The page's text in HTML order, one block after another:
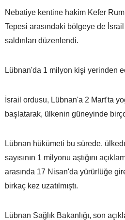
Nebatiye kentine hakim Kefer
Tepesi arasındaki bölgeye de
saldırıları düzenlendi.
Lübnan'da 1 milyon kişi yerinden
İsrail ordusu, Lübnan'a 2 Mart'ta
başlatarak, ülkenin güneyinde
Lübnan hükümeti bu sürede,
sayısının 1 milyonu aştığını
arasında 17 Nisan'da yürürlüğe
birkaç kez uzatılmıştı.
Lübnan Sağlık Bakanlığı, son